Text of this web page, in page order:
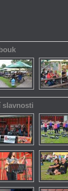
slavnosti